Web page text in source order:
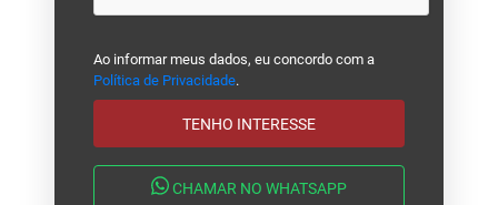
Ao informar meus dados, eu concordo com a
Política de Privacidade.
TENHO INTERESSE
CHAMAR NO WHATSAPP